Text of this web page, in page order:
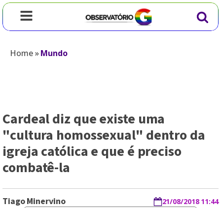
Home»Mundo
Cardeal diz que existe uma
"cultura homossexual" dentro da
igreja católica e que é preciso
combatê-la
Tiago Minervino 21/08/2018 11:44